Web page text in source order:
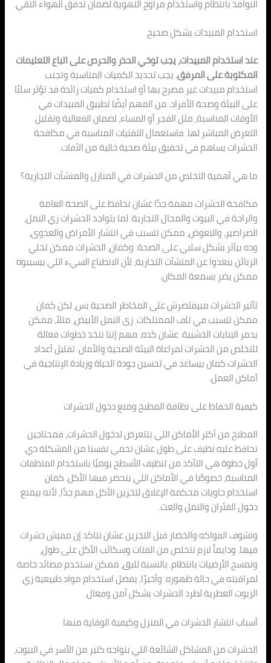
النوافذ بانتظام واستخدام مراوح التهوية لضمان تدفق الهواء النقي.
استخدام المبيدات بشكل صحيح
عند استخدام المبيدات، يجب توخي الحذر والحرص على اتباع التعليمات
المكتوبة على المرفق.يجب تحديد الكميات المناسبة وتجنب
استخدام مبيدات غير مصرح بها أو استخدام كميات زائدة قد تؤثر سلبًا
على البيئة وصحة الأفراد. من المهم أيضًا تطبيق المبيدات في
الأوقات المناسبة، مثل الفجر أو المساء، لضمان الفعالية وتقليل
التعرض المباشر لها. فاستعمال التقنيات المناسبة في مكافحة
الحشرات يساهم في تحقيق بيئة صحية خالية من الآفات.
ما هي أهمية التخلص من الحشرات في المنازل والمنشآت التجارية؟
مكافحة الحشرات مهمة جدًا عشان نحافظ على الصحة العامة
والراحة في البيوت والمحال التجارية. لما بتواجد الحشرات زي النمل،
الصراصير، والبعوض، ممكن تتسبب في انتشار الأمراض والعدوى،
وده بيأثر بشكل سلبي على الصحة. وكمان، الحشرات ممكن تخلي
الزبائن يبعدوا عن المنشآت التجارية، لأن الانطباع السيء اللي بيسيبوه
ممكن يضر بسمعة المكان.
تأثير الحشرات مبيقتصرش على المخاطر الصحية بس، لكن كمان
ممكن تتسبب في تلف الممتلكات. زى النمل الأبيض، مثلاً، ممكن
يدمر البنايات الخشبية. عشان كده، مهم إننا نتخذ خطوات فعالة
للتخلص من الحشرات لمراعاة البيئة الصحية والأمان. تقليل أعداد
الحشرات كمان بيساعد في تحسين جودة الحياة وزيادة الإنتاجية في
أماكن العمل.
كيفية الحفاظ على نظافة المطبخ ومنع دخول الحشرات
المطبخ من أكتر الأماكن اللي بتتعرض لدخول الحشرات، فمحتاجين
نحافظ عليه نظيف على طول عشان نحمي نفسنا من المشكلة دي.
أول خطوة هي التأكد من تنظيف الأسطح يوميًا باستخدام المنظفات
المناسبة، خصوصًا في الأماكن اللي بنحضر فيها الأكل. كمان
استخدام حاويات محكمة الإغلاق لتخزين الأكل مهم جدًا، لأنه بيمنع
دخول الفئران والنمل والعث.
ونشوف الفواكه والخضار قبل التخزين عشان نتاكد إن مفيش حشرات
فيها. ودايماً لازم نتخلص من الفتات وسكائب الأكل على طول،
ونمسح الأرضيات بانتظام. بالنسبة للبق، ممكن نستخدم مصائد خاصة
لمراقبته في حالة ظهوره. وأخيرًا، يفضل استخدام مواد طبيعية زي
الزيوت العطرية لطرد الحشرات بشكل آمن وفعال.
أسباب انتشار الحشرات في المنزل وكيفية الوقاية منها
الحشرات من المشاكل الشائعة اللي بتواجه كتير من الأسر في البيوت،